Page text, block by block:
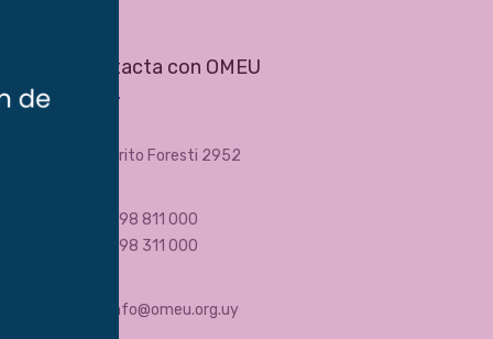
Contacta con OMEU
Brito Foresti 2952
098 811 000
098 311 000
info@omeu.org.uy